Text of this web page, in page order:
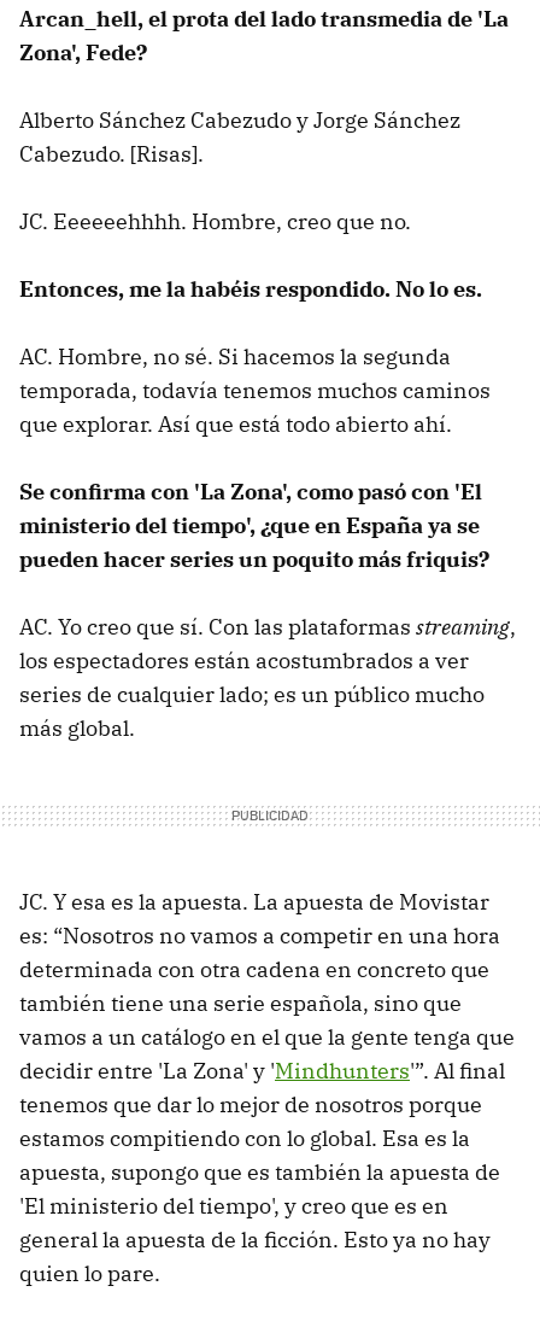
Arcan_hell, el prota del lado transmedia de 'La
Zona', Fede?
Alberto Sánchez Cabezudo y Jorge Sánchez
Cabezudo. [Risas].
JC. Eeeeeehhhh. Hombre, creo que no.
Entonces, me la habéis respondido. No lo es.
AC. Hombre, no sé. Si hacemos la segunda
temporada, todavía tenemos muchos caminos
que explorar. Así que está todo abierto ahí.
Se confirma con 'La Zona', como pasó con 'El
ministerio del tiempo', ¿que en España ya se
pueden hacer series un poquito más friquis?
AC. Yo creo que sí. Con las plataformas streaming,
los espectadores están acostumbrados a ver
series de cualquier lado; es un público mucho
más global.
JC. Y esa es la apuesta. La apuesta de Movistar
es: “Nosotros no vamos a competir en una hora
determinada con otra cadena en concreto que
también tiene una serie española, sino que
vamos a un catálogo en el que la gente tenga que
decidir entre 'La Zona' y 'Mindhunters'”. Al final
tenemos que dar lo mejor de nosotros porque
estamos compitiendo con lo global. Esa es la
apuesta, supongo que es también la apuesta de
'El ministerio del tiempo', y creo que es en
general la apuesta de la ficción. Esto ya no hay
quien lo pare.